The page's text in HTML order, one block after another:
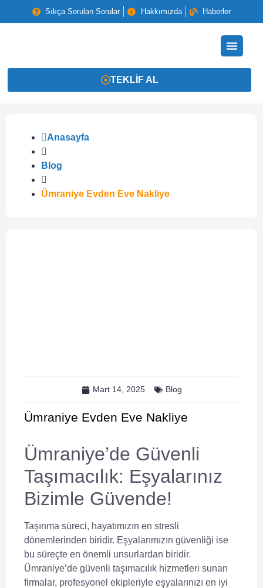
Sıkça Sorulan Sorular Hakkımızda Haberler
TEKLIF AL
Anasayfa
Blog
Ümraniye Evden Eve Nakliye
Mart 14, 2025 Blog
Ümraniye Evden Eve Nakliye
Ümraniye’de Güvenli
Taşımacılık: Eşyalarınız
Bizimle Güvende!
Taşınma süreci, hayatımızın en stresli
dönemlerinden biridir. Eşyalarımızın güvenliği ise
bu süreçte en önemli unsurlardan biridir.
Ümraniye’de güvenli taşımacılık hizmetleri sunan
firmalar, profesyonel ekipleriyle eşyalarınızı en iyi